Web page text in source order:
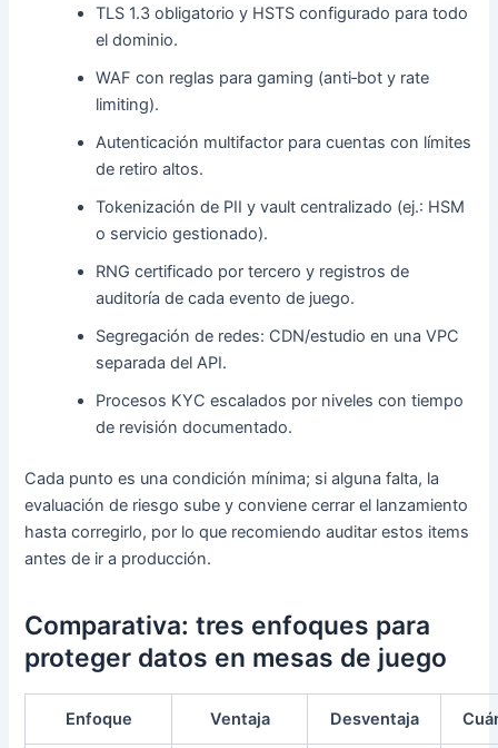
TLS 1.3 obligatorio y HSTS configurado para todo
el dominio.
WAF con reglas para gaming (anti‑bot y rate
limiting).
Autenticación multifactor para cuentas con límites
de retiro altos.
Tokenización de PII y vault centralizado (ej.: HSM
o servicio gestionado).
RNG certificado por tercero y registros de
auditoría de cada evento de juego.
Segregación de redes: CDN/estudio en una VPC
separada del API.
Procesos KYC escalados por niveles con tiempo
de revisión documentado.
Cada punto es una condición mínima; si alguna falta, la
evaluación de riesgo sube y conviene cerrar el lanzamiento
hasta corregirlo, por lo que recomiendo auditar estos items
antes de ir a producción.
Comparativa: tres enfoques para
proteger datos en mesas de juego
Enfoque Ventaja Desventaja